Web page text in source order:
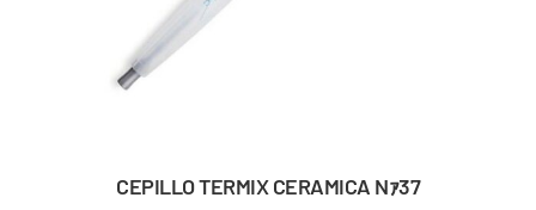
CEPILLO TERMIX CERAMICA Nｧ37